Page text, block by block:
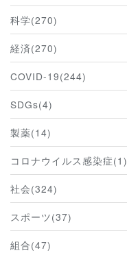
科学(270)
経済(270)
COVID-19(244)
SDGs(4)
製薬(14)
コロナウイルス感染症(1)
社会(324)
スポーツ(37)
組合(47)